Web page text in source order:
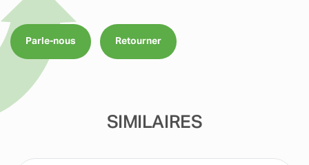
Parle-nous Retourner
SIMILAIRES